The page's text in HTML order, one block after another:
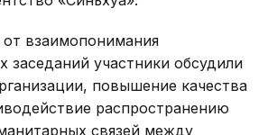
взаимопонимания
заседаний участники обсудили
повышение качества
распространению
связей между